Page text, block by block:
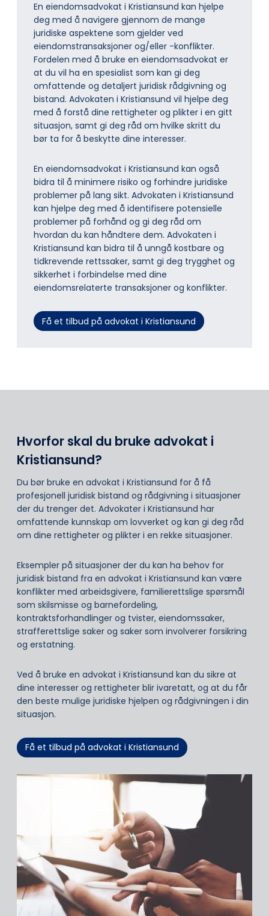
En eiendomsadvokat i Kristiansund kan hjelpe
deg med å navigere gjennom de mange
juridiske aspektene som gjelder ved
eiendomstransaksjoner og/eller -konflikter.
Fordelen med å bruke en eiendomsadvokat er
at du vil ha en spesialist som kan gi deg
omfattende og detaljert juridisk rådgivning og
bistand. Advokaten i Kristiansund vil hjelpe deg
med å forstå dine rettigheter og plikter i en gitt
situasjon, samt gi deg råd om hvilke skritt du
bør ta for å beskytte dine interesser.
En eiendomsadvokat i Kristiansund kan også
bidra til å minimere risiko og forhindre juridiske
problemer på lang sikt. Advokaten i Kristiansund
kan hjelpe deg med å identifisere potensielle
problemer på forhånd og gi deg råd om
hvordan du kan håndtere dem. Advokaten i
Kristiansund kan bidra til å unngå kostbare og
tidkrevende rettssaker, samt gi deg trygghet og
sikkerhet i forbindelse med dine
eiendomsrelaterte transaksjoner og konflikter.
Få et tilbud på advokat i Kristiansund
Hvorfor skal du bruke advokat i
Kristiansund?
Du bør bruke en advokat i Kristiansund for å få
profesjonell juridisk bistand og rådgivning i situasjoner
der du trenger det. Advokater i Kristiansund har
omfattende kunnskap om lovverket og kan gi deg råd
om dine rettigheter og plikter i en rekke situasjoner.
Eksempler på situasjoner der du kan ha behov for
juridisk bistand fra en advokat i Kristiansund kan være
konflikter med arbeidsgivere, familierettslige spørsmål
som skilsmisse og barnefordeling,
kontraktsforhandlinger og tvister, eiendomssaker,
strafferettslige saker og saker som involverer forsikring
og erstatning.
Ved å bruke en advokat i Kristiansund kan du sikre at
dine interesser og rettigheter blir ivaretatt, og at du får
den beste mulige juridiske hjelpen og rådgivningen i din
situasjon.
Få et tilbud på advokat i Kristiansund